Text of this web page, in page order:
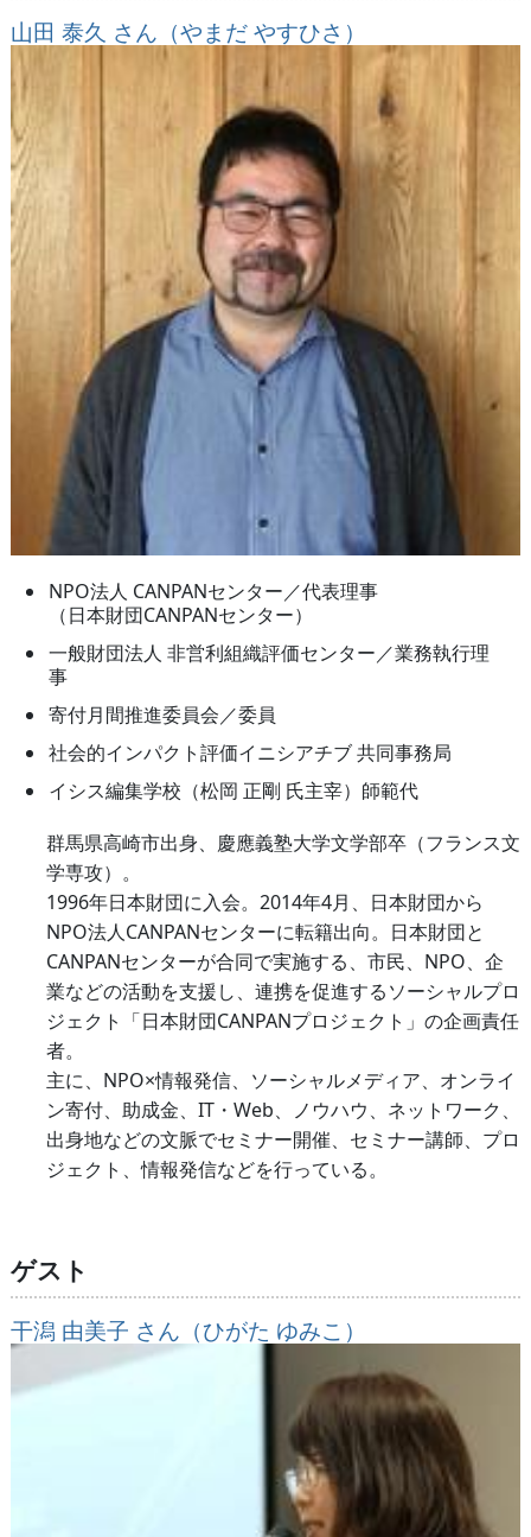
山田 泰久 さん（やまだ やすひさ）
NPO法人 CANPANセンター／代表理事
（日本財団CANPANセンター）
一般財団法人 非営利組織評価センター／業務執行理
事
寄付月間推進委員会／委員
社会的インパクト評価イニシアチブ 共同事務局
イシス編集学校（松岡 正剛 氏主宰）師範代
群馬県高崎市出身、慶應義塾大学文学部卒（フランス文
学専攻）。
1996年日本財団に入会。2014年4月、日本財団から
NPO法人CANPANセンターに転籍出向。日本財団と
CANPANセンターが合同で実施する、市民、NPO、企
業などの活動を支援し、連携を促進するソーシャルプロ
ジェクト「日本財団CANPANプロジェクト」の企画責任
者。
主に、NPO×情報発信、ソーシャルメディア、オンライ
ン寄付、助成金、IT・Web、ノウハウ、ネットワーク、
出身地などの文脈でセミナー開催、セミナー講師、プロ
ジェクト、情報発信などを行っている。
ゲスト
干潟 由美子 さん（ひがた ゆみこ）